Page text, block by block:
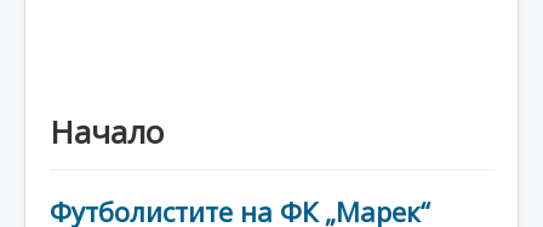
Начало
Футболистите на ФК „Марек“